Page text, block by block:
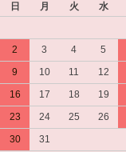
日
月 火 水
2
3 4 5
9
10 11 12
16
17 18 19
23
24 25 26
30
31